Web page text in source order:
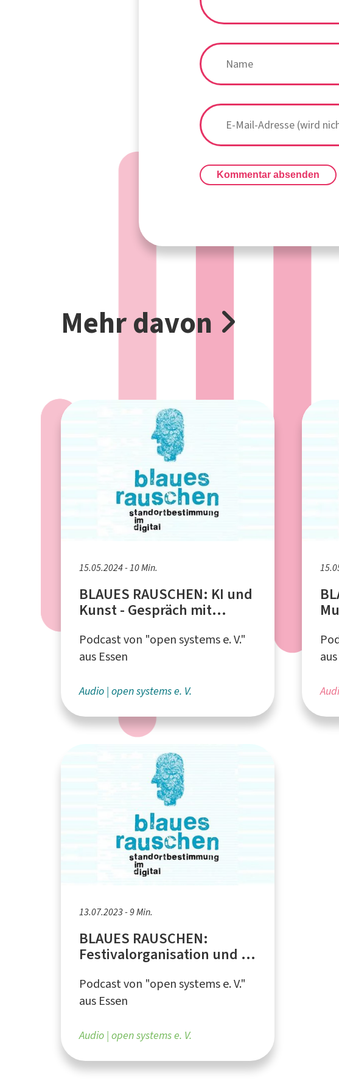
Kommentar absenden
Mehr davon
15.05.2024 - 10 Min.
BLAUES RAUSCHEN: KI und
Kunst - Gespräch mit
Belle Reid
Podcast von "open systems e. V."
aus Essen
Audio open systems e. V.
13.07.2023 - 9 Min.
BLAUES RAUSCHEN:
Festivalorganisation und -
Podcast von "open systems e. V."
aus Essen
Audio open systems e. V.